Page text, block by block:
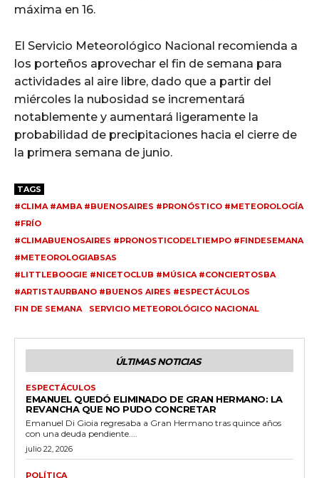
máxima en 16.
El Servicio Meteorológico Nacional recomienda a
los porteños aprovechar el fin de semana para
actividades al aire libre, dado que a partir del
miércoles la nubosidad se incrementará
notablemente y aumentará ligeramente la
probabilidad de precipitaciones hacia el cierre de
la primera semana de junio.
TAGS
#CLIMA #AMBA #BUENOSAIRES #PRONÓSTICO #METEOROLOGÍA
#FRÍO
#CLIMABUENOSAIRES #PRONOSTICODELTIEMPO #FINDESEMANA
#METEOROLOGIABSAS
#LITTLEBOOGIE #NICETOCLUB #MÚSICA #CONCIERTOSBA
#ARTISTAURBANO #BUENOS AIRES #ESPECTÁCULOS
FIN DE SEMANA
SERVICIO METEOROLÓGICO NACIONAL
ÚLTIMAS NOTICIAS
ESPECTÁCULOS
EMANUEL QUEDÓ ELIMINADO DE GRAN HERMANO: LA
REVANCHA QUE NO PUDO CONCRETAR
Emanuel Di Gioia regresaba a Gran Hermano tras quince años
con una deuda pendiente....
julio 22, 2026
POLÍTICA